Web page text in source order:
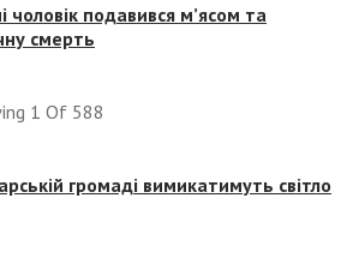
подавився м’ясом та
смерть
1 Of 588
громаді вимикатимуть світло